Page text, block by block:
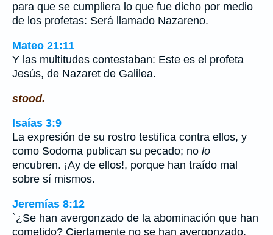
para que se cumpliera lo que fue dicho por medio
de los profetas: Será llamado Nazareno.
Mateo 21:11
Y las multitudes contestaban: Este es el profeta
Jesús, de Nazaret de Galilea.
stood.
Isaías 3:9
La expresión de su rostro testifica contra ellos, y
como Sodoma publican su pecado; no lo
encubren. ¡Ay de ellos!, porque han traído mal
sobre sí mismos.
Jeremías 8:12
`¿Se han avergonzado de la abominación que han
cometido? Ciertamente no se han avergonzado,